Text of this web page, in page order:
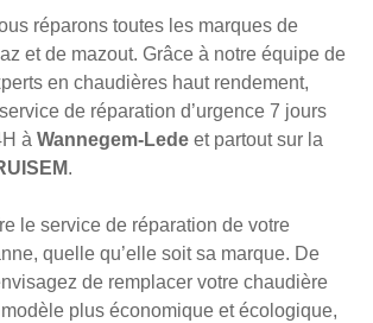
réparons toutes les marques de
et de mazout. Grâce à notre équipe de
en chaudières haut rendement,
de réparation d’urgence 7 jours
à Wannegem-Lede et partout sur la
.
le service de réparation de votre
quelle qu’elle soit sa marque. De
de remplacer votre chaudière
plus économique et écologique,